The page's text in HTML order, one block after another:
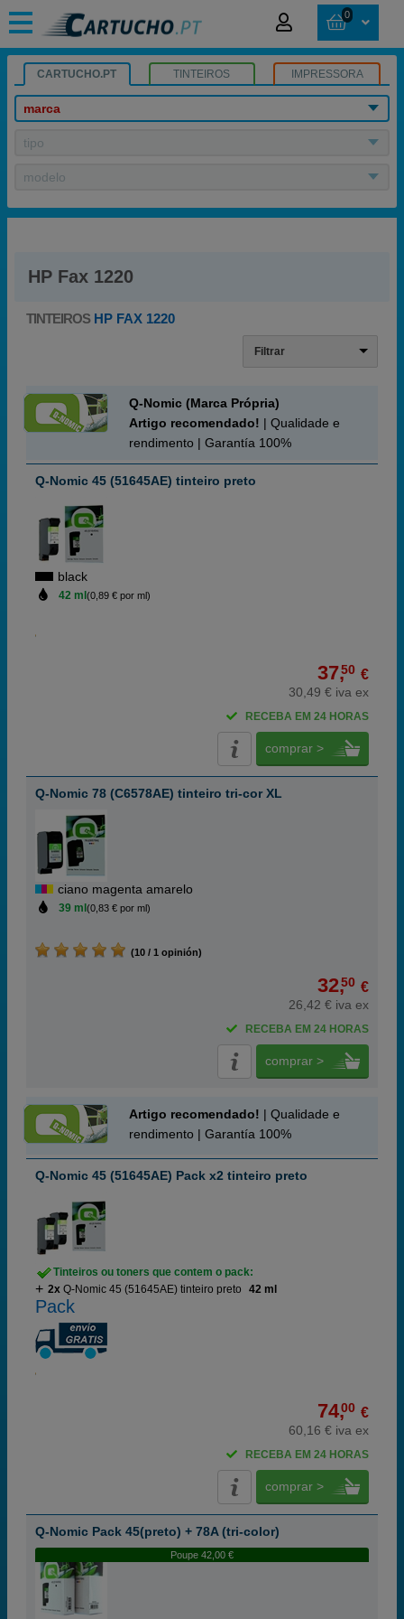
0
CARTUCHO.PT TINTEIROS IMPRESSORA
marca
tipo
modelo
HP Fax 1220
TINTEIROS HP FAX 1220
Filtrar
Q-Nomic (Marca Própria)
Artigo recomendado! | Qualidade e
rendimento | Garantía 100%
Q-Nomic 45 (51645AE) tinteiro preto
black
42 ml (0,89 € por ml)
37,50 €
30,49 € iva ex
RECEBA EM 24 HORAS
comprar >
Q-Nomic 78 (C6578AE) tinteiro tri-cor XL
ciano magenta amarelo
39 ml (0,83 € por ml)
(10 / 1 opinión)
32,50 €
26,42 € iva ex
RECEBA EM 24 HORAS
comprar >
Artigo recomendado! | Qualidade e
rendimento | Garantía 100%
Q-Nomic 45 (51645AE) Pack x2 tinteiro preto
Tinteiros ou toners que contem o pack:
2x Q-Nomic 45 (51645AE) tinteiro preto 42 ml
Pack
74,00 €
60,16 € iva ex
RECEBA EM 24 HORAS
comprar >
Q-Nomic Pack 45(preto) + 78A (tri-color)
Poupe 42,00 €